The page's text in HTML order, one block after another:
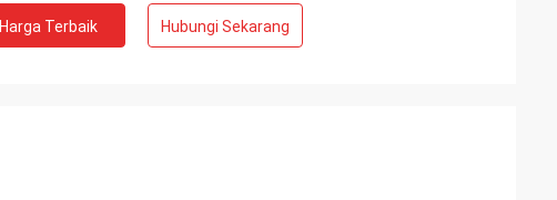
Harga Terbaik Hubungi Sekarang